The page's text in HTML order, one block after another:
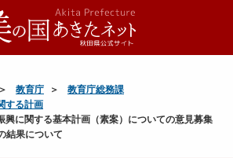
教育庁
教育庁総務課
する計画
興に関する基本計画（素案）についての意見募集
結果について